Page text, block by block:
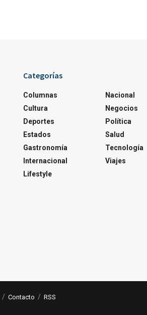
Categorías
Columnas
Cultura
Deportes
Estados
Gastronomía
Internacional
Lifestyle
Nacional
Negocios
Política
Salud
Tecnología
Viajes
Contacto RSS